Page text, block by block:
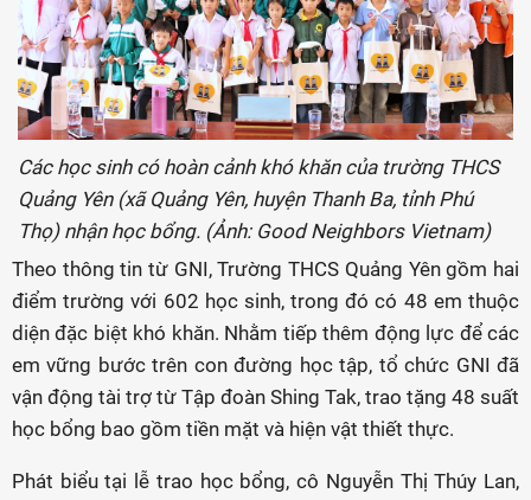
Các học sinh có hoàn cảnh khó khăn của trường THCS
Quảng Yên (xã Quảng Yên, huyện Thanh Ba, tỉnh Phú
Thọ) nhận học bổng. (Ảnh: Good Neighbors Vietnam)
Theo thông tin từ GNI, Trường THCS Quảng Yên gồm hai
điểm trường với 602 học sinh, trong đó có 48 em thuộc
diện đặc biệt khó khăn. Nhằm tiếp thêm động lực để các
em vững bước trên con đường học tập, tổ chức GNI đã
vận động tài trợ từ Tập đoàn Shing Tak, trao tặng 48 suất
học bổng bao gồm tiền mặt và hiện vật thiết thực.
Phát biểu tại lễ trao học bổng, cô Nguyễn Thị Thúy Lan,